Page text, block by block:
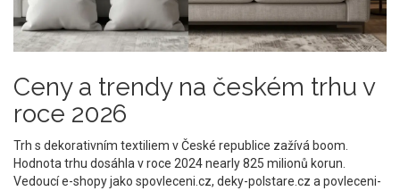
Ceny a trendy na českém trhu v
roce 2026
Trh s dekorativním textiliem v České republice zažívá boom.
Hodnota trhu dosáhla v roce 2024 nearly 825 milionů korun.
Vedoucí e-shopy jako spovleceni.cz, deky-polstare.cz a povleceni-